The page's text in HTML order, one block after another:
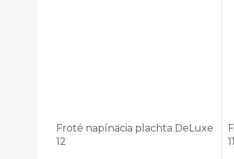
Froté napínacia plachta DeLuxe
12
11